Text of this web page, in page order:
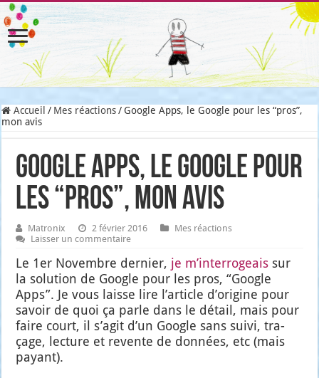
Accueil / Mes réactions / Google Apps, le Google pour les “pros”,
mon avis
Google Apps, le Google pour
les “pros”, mon avis
Matronix 2 février 2016
Mes réactions
Laisser un commentaire
Le 1er Novembre der­nier, je m’in­ter­ro­geais sur
la solu­tion de Google pour les pros, “Google
Apps”. Je vous laisse lire l’ar­ticle d’o­ri­gine pour
savoir de quoi ça parle dans le détail, mais pour
faire court, il s’a­git d’un Google sans sui­vi, tra­
çage, lec­ture et revente de don­nées, etc (mais
payant).